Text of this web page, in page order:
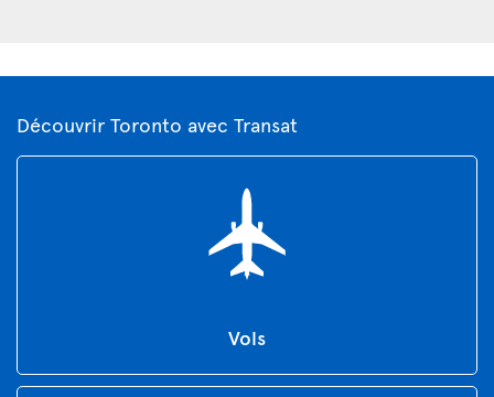
Découvrir Toronto avec Transat
Vols